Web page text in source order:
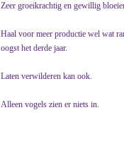
Zeer groeikrachtig en gewillig
Haal voor meer productie wel wat
oogst het derde jaar.
Laten verwilderen kan ook.
Alleen vogels zien er niets in.